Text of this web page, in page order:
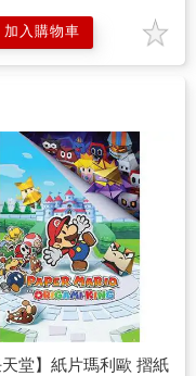
加入購物車
天堂】紙片瑪利歐 摺紙